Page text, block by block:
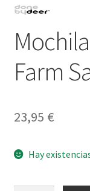
Farm
23,95 €
Hay